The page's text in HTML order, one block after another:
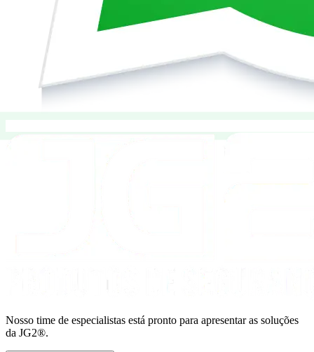
Nosso time de especialistas está pronto para apresentar as soluções
da JG2®.